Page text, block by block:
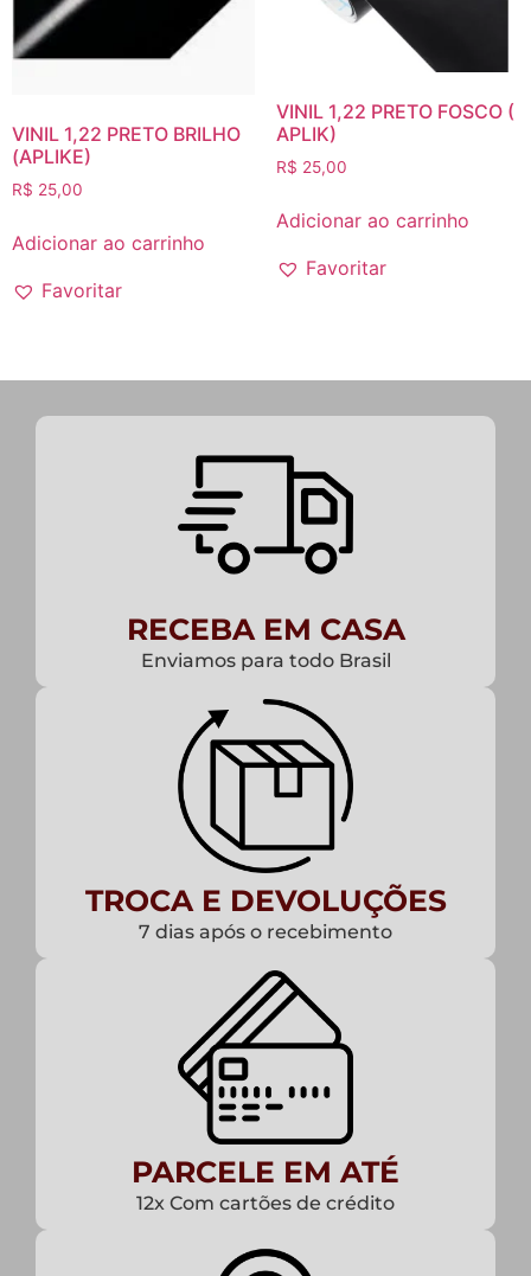
VINIL 1,22 PRETO BRILHO
(APLIKE)
R$ 25,00
Adicionar ao carrinho
Favoritar
VINIL 1,22 PRETO FOSCO (
APLIK)
R$ 25,00
Adicionar ao carrinho
Favoritar
RECEBA EM CASA
Enviamos para todo Brasil
TROCA E DEVOLUÇÕES
7 dias após o recebimento
PARCELE EM ATÉ
12x Com cartões de crédito